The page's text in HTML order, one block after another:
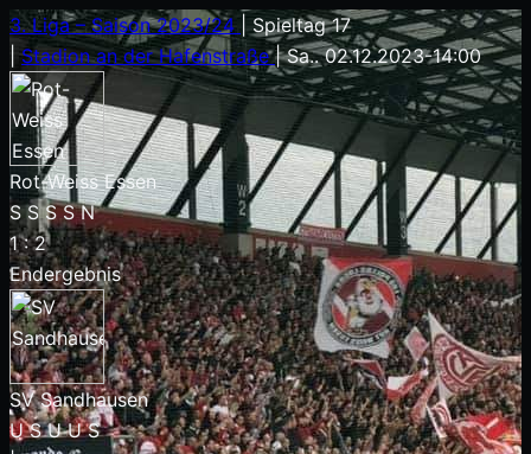
3. Liga – Saison 2023/24 | Spieltag 17
Stadion an der Hafenstraße| Sa.. 02.12.2023-14:00
Rot-Weiss Essen
SSSSN
1 : 2
Endergebnis
SV Sandhausen
USUUS